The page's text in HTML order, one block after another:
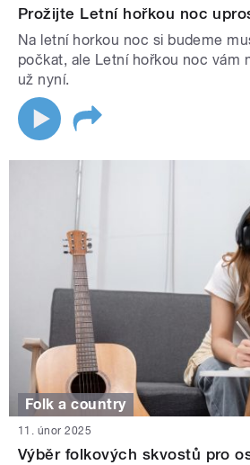
Prožijte Letní hořkou noc
Na letní horkou noc si budeme
počkat, ale Letní hořkou noc vám
už nyní.
Folk a country
11. únor 2025
Výběr folkových skvostů pro